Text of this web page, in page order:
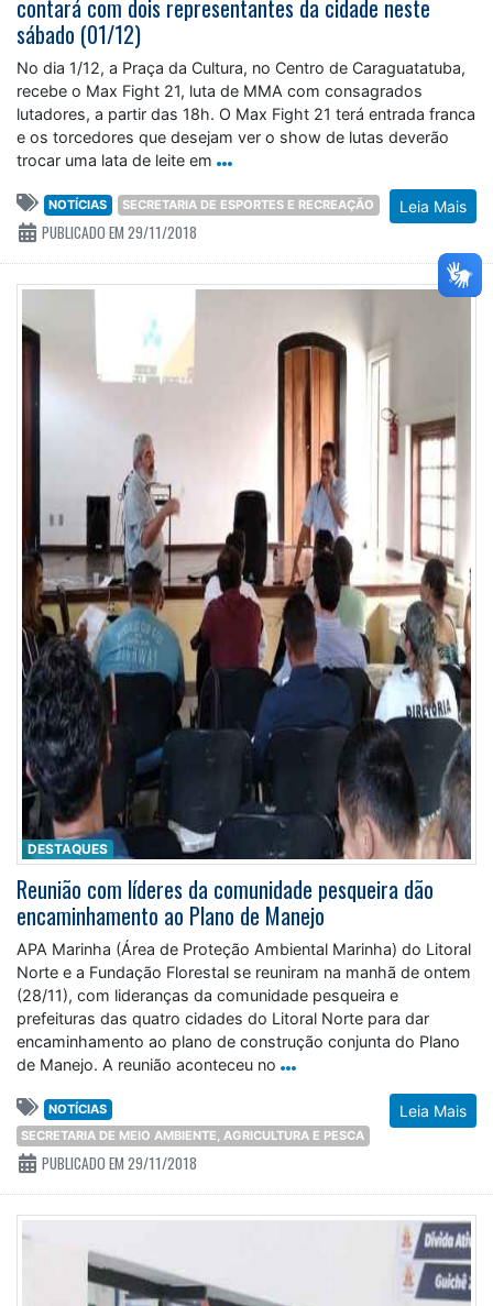
contará com dois representantes da cidade neste
sábado (01/12)
No dia 1/12, a Praça da Cultura, no Centro de Caraguatatuba,
recebe o Max Fight 21, luta de MMA com consagrados
lutadores, a partir das 18h. O Max Fight 21 terá entrada franca
e os torcedores que desejam ver o show de lutas deverão
trocar uma lata de leite em
Leia Mais
NOTÍCIAS SECRETARIA DE ESPORTES E RECREAÇÃO
PUBLICADO EM 29/11/2018
DESTAQUES
Reunião com líderes da comunidade pesqueira dão
encaminhamento ao Plano de Manejo
APA Marinha (Área de Proteção Ambiental Marinha) do Litoral
Norte e a Fundação Florestal se reuniram na manhã de ontem
(28/11), com lideranças da comunidade pesqueira e
prefeituras das quatro cidades do Litoral Norte para dar
encaminhamento ao plano de construção conjunta do Plano
de Manejo. A reunião aconteceu no
Leia Mais
NOTÍCIAS
SECRETARIA DE MEIO AMBIENTE, AGRICULTURA E PESCA
PUBLICADO EM 29/11/2018